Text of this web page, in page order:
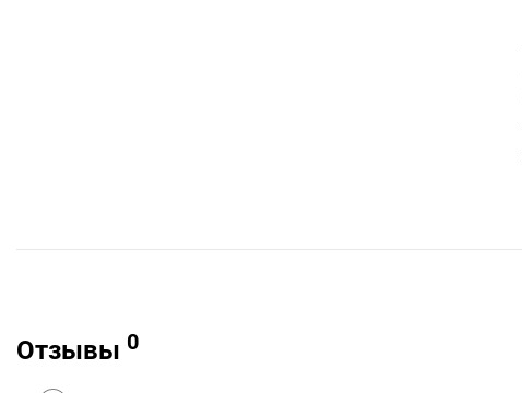
Отзывы 0